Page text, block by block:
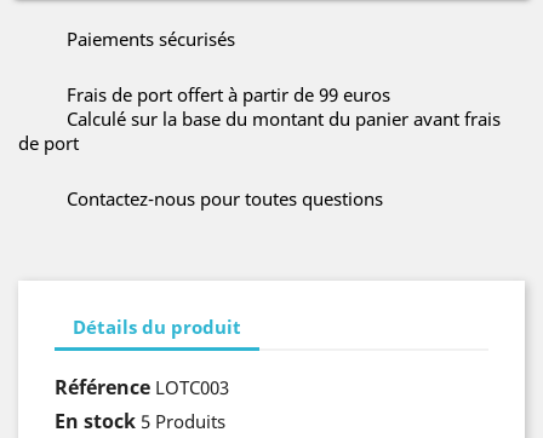
Paiements sécurisés
Frais de port offert à partir de 99 euros
Calculé sur la base du montant du panier avant frais
de port
Contactez-nous pour toutes questions
Détails du produit
Référence LOTC003
En stock 5 Produits